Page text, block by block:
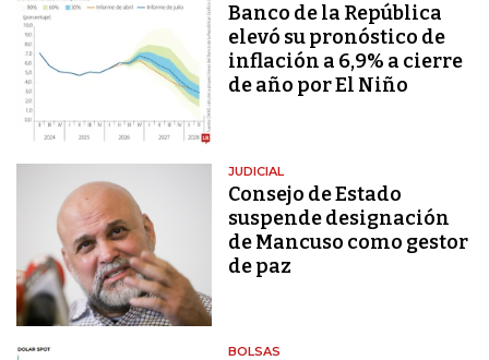
Banco de la República
elevó su pronóstico de
inflación a 6,9% a cierre
de año por El Niño
JUDICIAL
Consejo de Estado
suspende designación
de Mancuso como gestor
de paz
BOLSAS